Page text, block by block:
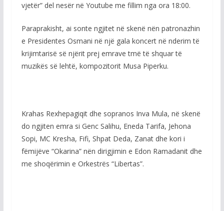
vjetër” del nesër në Youtube me fillim nga ora 18:00.
Paraprakisht, ai sonte ngjitet në skenë nën patronazhin
e Presidentes Osmani në një gala koncert në nderim të
krijimtarisë së njërit prej emrave tmë të shquar të
muzikës së lehtë, kompozitorit Musa Piperku.
Krahas Rexhepagiqit dhe sopranos Inva Mula, në skenë
do ngjiten emra si Genc Salihu, Eneda Tarifa, Jehona
Sopi, MC Kresha, Fifi, Shpat Deda, Zanat dhe kori i
fëmijëve “Okarina” nën dirigjimin e Edon Ramadanit dhe
me shoqërimin e Orkestrës “Libertas”.